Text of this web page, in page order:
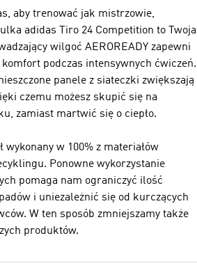
aby trenować jak mistrzowie,
adidas Tiro 24 Competition to Twoja
wilgoć AEROREADY zapewni
komfort podczas intensywnych ćwiczeń.
panele z siateczki zwiększają
czemu możesz skupić się na
zamiast martwić się o ciepło.
wykonany w 100% z materiałów
Ponowne wykorzystanie
pomaga nam ograniczyć ilość
i uniezależnić się od kurczących
W ten sposób zmniejszamy także
produktów.